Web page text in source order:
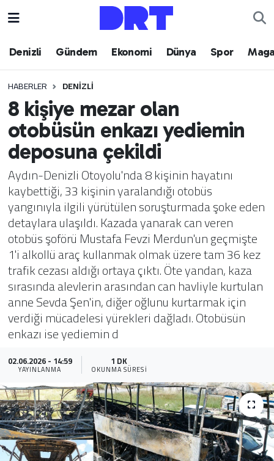
Denizli Gündem Ekonomi Dünya Spor
HABERLER DENIZLI
8 kişiye mezar olan
otobüsün enkazı yediemin
deposuna çekildi
Aydın-Denizli Otoyolu'nda 8 kişinin hayatını
kaybettiği, 33 kişinin yaralandığı otobüs
yangınıyla ilgili yürütülen soruşturmada şoke eden
detaylara ulaşıldı. Kazada yanarak can veren
otobüs şoförü Mustafa Fevzi Merdun'un geçmişte
1'i alkollü araç kullanmak olmak üzere tam 36 kez
trafik cezası aldığı ortaya çıktı. Öte yandan, kaza
sırasında alevlerin arasından can havliyle kurtulan
anne Sevda Şen'in, diğer oğlunu kurtarmak için
verdiği mücadelesi yürekleri dağladı. Otobüsün
enkazı ise yediemin d
02.06.2026 - 14:59
YAYINLANMA
1 DK
OKUNMA SÜRESI
Denizli
Ekonomi
Dünya
Spor
Magazin
Teknoloji
Yaşam
Sağlık
Yazarlar
Resmi İlan
Resmi Reklam
Hava Durumu
Trafik Durumu
Puan Durumu ve Fikstür
Tüm Manşetler
Son Dakika Haberleri
Haber Arşivi